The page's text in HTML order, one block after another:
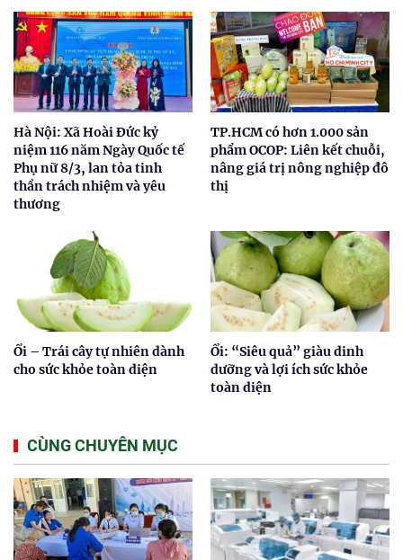
Hà Nội: Xã Hoài Đức kỷ
niệm 116 năm Ngày Quốc tế
Phụ nữ 8/3, lan tỏa tinh
thần trách nhiệm và yêu
thương
TP.HCM có hơn 1.000 sản
phẩm OCOP: Liên kết chuỗi,
nâng giá trị nông nghiệp đô
thị
Ổi – Trái cây tự nhiên dành
cho sức khỏe toàn diện
Ổi: “Siêu quả” giàu dinh
dưỡng và lợi ích sức khỏe
toàn diện
CÙNG CHUYÊN MỤC